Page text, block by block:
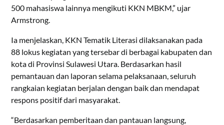
500 mahasiswa lainnya mengikuti KKN MBKM,” ujar
Armstrong.
Ia menjelaskan, KKN Tematik Literasi dilaksanakan pada
88 lokus kegiatan yang tersebar di berbagai kabupaten dan
kota di Provinsi Sulawesi Utara. Berdasarkan hasil
pemantauan dan laporan selama pelaksanaan, seluruh
rangkaian kegiatan berjalan dengan baik dan mendapat
respons positif dari masyarakat.
“Berdasarkan pemberitaan dan pantauan langsung,